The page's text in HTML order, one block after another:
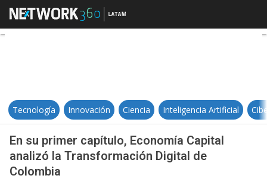
En su primer capítulo, Economía
Tecnología Innovación Ciencia Inteligencia Artificial
En su primer capítulo, Economía Capital
analizó la Transformación Digital de
Colombia